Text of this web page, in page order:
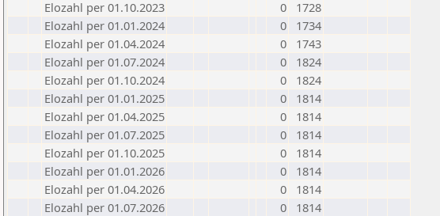
Elozahl per 01.10.2023
0
1728
Elozahl per 01.01.2024
0
1734
Elozahl per 01.04.2024
0
1743
Elozahl per 01.07.2024
0
1824
Elozahl per 01.10.2024
0
1824
Elozahl per 01.01.2025
0
1814
Elozahl per 01.04.2025
0
1814
Elozahl per 01.07.2025
0
1814
Elozahl per 01.10.2025
0
1814
Elozahl per 01.01.2026
0
1814
Elozahl per 01.04.2026
0
1814
Elozahl per 01.07.2026
0 1814